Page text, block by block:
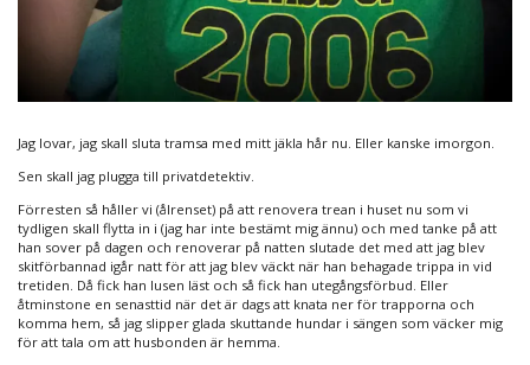
Jag lovar, jag skall sluta tramsa med mitt jäkla hår nu. Eller kanske imorgon.
Sen skall jag plugga till privatdetektiv.
Förresten så håller vi (ålrenset) på att renovera trean i huset nu som vi
tydligen skall flytta in i (jag har inte bestämt mig ännu) och med tanke på att
han sover på dagen och renoverar på natten slutade det med att jag blev
skitförbannad igår natt för att jag blev väckt när han behagade trippa in vid
tretiden. Då fick han lusen läst och så fick han utegångsförbud. Eller
åtminstone en senasttid när det är dags att knata ner för trapporna och
komma hem, så jag slipper glada skuttande hundar i sängen som väcker mig
för att tala om att husbonden är hemma.